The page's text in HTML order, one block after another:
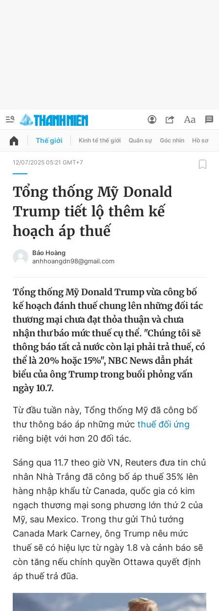
QUẢNG CÁO
Chuyên mục
Chuyên mục khác
Chào ngày mới
Video Magazine
Sản phẩm khác
Tiện ích Bạn cần biết
Đọc Thanh Niên trên điện thoại
Theo dõi báo trên
Hotline
0906 645 777
Liên hệ quảng cáo
Quảng cáo Tòa soạn Chính sách bảo
Đổi mật khẩu
Tin đã lưu
Tin đã xem
Đăng xuất
Thế giới Kinh tế thế giới Quân sự Góc nhìn Hồ sơ
12/07/2025 05:21 GMT+7
Tổng thống Mỹ Donald
Trump tiết lộ thêm kế
hoạch áp thuế
Bảo Hoàng
anhhoangdn98@gmail.com
Tổng thống Mỹ Donald Trump vừa công bố
kế hoạch đánh thuế chung lên những đối tác
thương mại chưa đạt thỏa thuận và chưa
nhận thư báo mức thuế cụ thể. "Chúng tôi sẽ
thông báo tất cả nước còn lại phải trả thuế, có
thể là 20% hoặc 15%", NBC News dẫn phát
biểu của ông Trump trong buổi phỏng vấn
ngày 10.7.
Từ đầu tuần này, Tổng thống Mỹ đã công bố
thư thông báo áp những mức thuế đối ứng
riêng biệt với hơn 20 đối tác.
Sáng qua 11.7 theo giờ VN, Reuters đưa tin chủ
nhân Nhà Trắng đã công bố áp thuế 35% lên
hàng nhập khẩu từ Canada, quốc gia có kim
ngạch thương mại song phương lớn thứ 2 của
Mỹ, sau Mexico. Trong thư gửi Thủ tướng
Canada Mark Carney, ông Trump nêu mức
thuế sẽ có hiệu lực từ ngày 1.8 và cảnh báo sẽ
còn tăng nếu chính quyền Ottawa quyết định
áp thuế trả đũa.